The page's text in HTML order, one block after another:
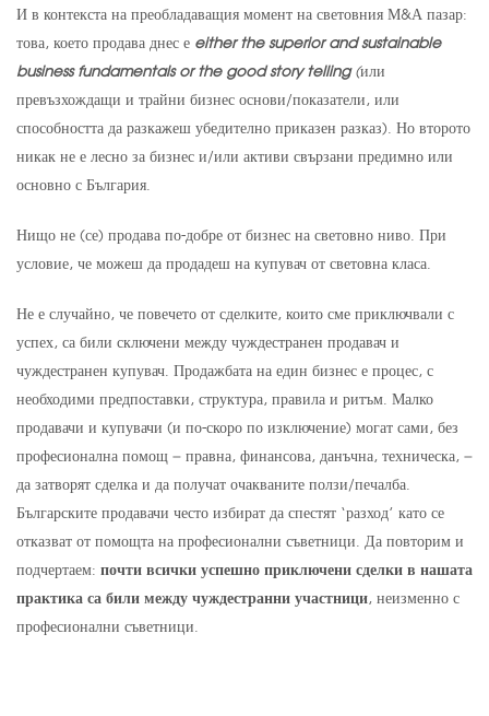
И в контекста на преобладаващия момент на световния М&А пазар:
това, което продава днес е either the superior and sustainable
business fundamentals or the good story telling(или
превъзхождащи и трайни бизнес основи/показатели, или
способността да разкажеш убедително приказен разказ). Но второто
никак не е лесно за бизнес и/или активи свързани предимно или
основно с България.
Нищо не (се) продава по-добре от бизнес на световно ниво. При
условие, че можеш да продадеш на купувач от световна класа.
Не е случайно, че повечето от сделките, които сме приключвали с
успех, са били сключени между чуждестранен продавач и
чуждестранен купувач. Продажбата на един бизнес е процес, с
необходими предпоставки, структура, правила и ритъм. Малко
продавачи и купувачи (и по-скоро по изключение) могат сами, без
професионална помощ – правна, финансова, данъчна, техническа, –
да затворят сделка и да получат очакваните ползи/печалба.
Българските продавачи често избират да спестят ‘разход’ като се
отказват от помощта на професионални съветници. Да повторим и
подчертаем: почти всички успешно приключени сделки в нашата
практика са били между чуждестранни участници, неизменно с
професионални съветници.